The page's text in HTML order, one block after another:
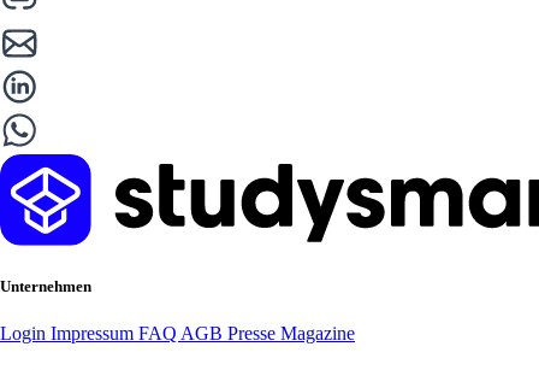
Unternehmen
Login Impressum FAQ AGB Presse Magazine